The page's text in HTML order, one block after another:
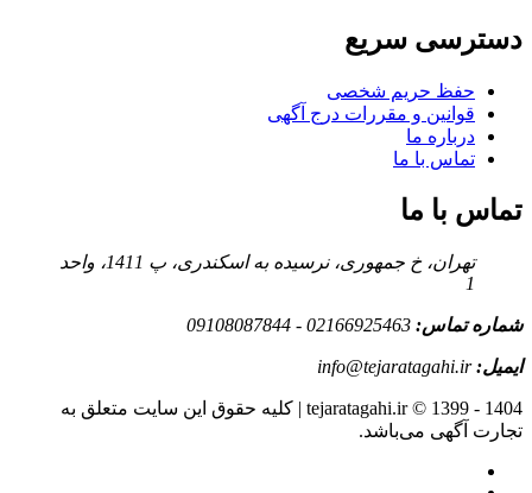
دسترسی سریع
حفظ حریم شخصی
قوانین و مقررات درج آگهی
درباره ما
تماس با ما
تماس با ما
تهران، خ جمهوری، نرسیده به اسکندری، پ 1411، واحد
1
شماره تماس: 02166925463 - 09108087844
ایمیل:info@tejaratagahi.ir
tejaratagahi.ir © 1399 - 1404 | کلیه حقوق این سایت متعلق به
تجارت آگهی می‌باشد.